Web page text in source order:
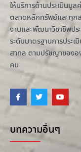
ให้บริการด้านประเมินมู
ตลาดหลักทรัพย์และทุก
งานและพัฒนาวิชาชีพป
ระดับมาตรฐานการประเ
สากล ตามปรัชญาของอ
คน
บทความอื่นๆ